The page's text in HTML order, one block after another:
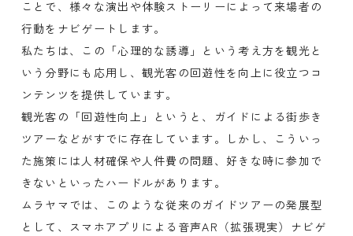
ことで、様々な演出や体験ストーリーによって来場者の
行動をナビゲートします。
私たちは、この「心理的な誘導」という考え方を観光と
いう分野にも応用し、観光客の回遊性を向上に役立つコ
ンテンツを提供しています。
観光客の「回遊性向上」というと、ガイドによる街歩き
ツアーなどがすでに存在しています。しかし、こういっ
た施策には人材確保や人件費の問題、好きな時に参加で
きないといったハードルがあります。
ムラヤマでは、このような従来のガイドツアーの発展型
として、スマホアプリによる音声AR（拡張現実）ナビゲ